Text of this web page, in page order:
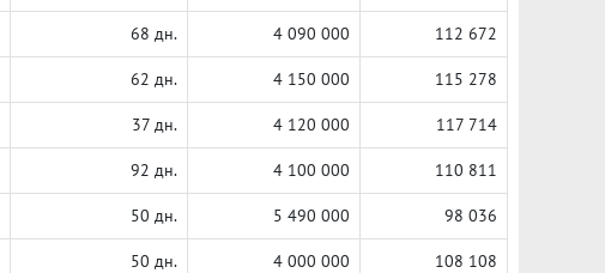
68 дн. 4 090 000 112 672
62 дн. 4 150 000 115 278
37 дн. 4 120 000 117 714
92 дн. 4 100 000 110 811
50 дн. 5 490 000 98 036
50 дн. 4 000 000 108 108